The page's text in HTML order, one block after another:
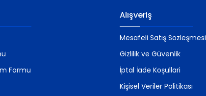
Formu
Alışveriş
Mesafeli Satış Sözleşmesi
Gizlilik ve Güvenlik
İptal İade Koşullari
Kişisel Veriler Politikası